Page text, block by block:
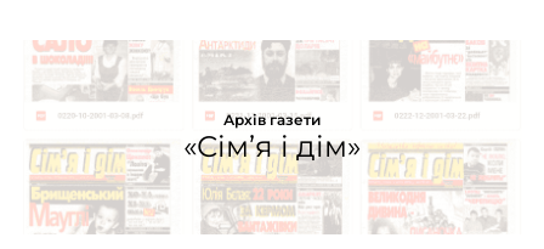
Архів газети
«Сім’я і дім»